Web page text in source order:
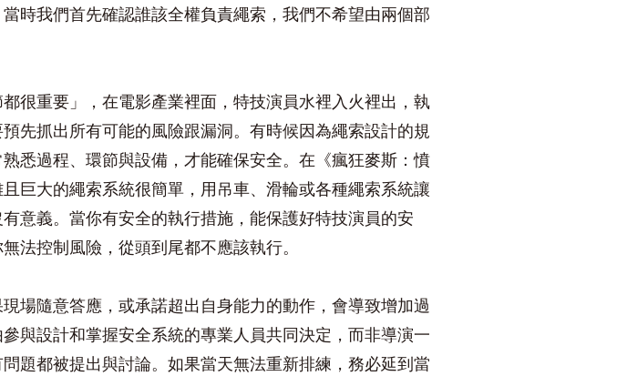
時我們首先確認誰該全權負責繩索，我們不希望由兩個部
很重要」，在電影產業裡面，特技演員水裡入火裡出，執
先抓出所有可能的風險跟漏洞。有時候因為繩索設計的規
悉過程、環節與設備，才能確保安全。在《瘋狂麥斯：憤
巨大的繩索系統很簡單，用吊車、滑輪或各種繩索系統讓
意義。當你有安全的執行措施，能保護好特技演員的安
法控制風險，從頭到尾都不應該執行。
場隨意答應，或承諾超出自身能力的動作，會導致增加過
與設計和掌握安全系統的專業人員共同決定，而非導演一
題都被提出與討論。如果當天無法重新排練，務必延到當